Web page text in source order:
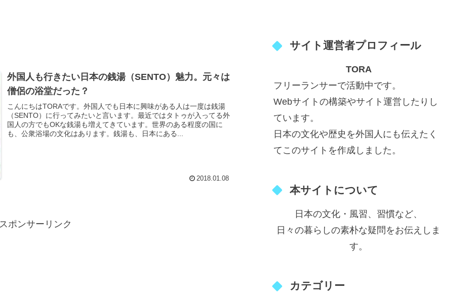
外国人も行きたい日本の銭湯（SENTO）魅力。元々は
僧侶の浴堂だった？
こんにちはTORAです。外国人でも日本に興味がある人は一度は銭湯
（SENTO）に行ってみたいと言います。最近ではタトゥが入ってる外
国人の方でもOKな銭湯も増えてきています。世界のある程度の国に
も、公衆浴場の文化はあります。銭湯も、日本にある...
2018.01.08
スポンサーリンク
サイト運営者プロフィール
TORA
フリーランサーで活動中です。
Webサイトの構築やサイト運営したりし
ています。
日本の文化や歴史を外国人にも伝えたく
てこのサイトを作成しました。
本サイトについて
日本の文化・風習、習慣など、
日々の暮らしの素朴な疑問をお伝えしま
す。
カテゴリー